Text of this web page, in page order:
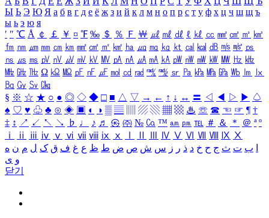
Ы Ь Э Ю Я а б в г д е ё ж з и й к л м н о п р с т у ф х ц ч ш щ ъ
ы ь э ю я
′ ″ ℃ Å ￠ ￡ ￥ ¤ ℉ ‰ ＄ ％ Ｆ ￦ ㎕ ㎖ ㎗ ℓ ㎘ ㏄ ㎣ ㎤ ㎥ ㎦
㎙ ㎚ ㎛ ㎜ ㎝ ㎞ ㎟ ㎠ ㎡ ㎢ ㏊ ㎍ ㎎ ㎏ ㏏ ㎈ ㎉ ㏈ ㎧ ㎨ ㎰
㎱ ㎲ ㎳ ㎴ ㎵ ㎶ ㎷ ㎸ ㎹ ㎀ ㎁ ㎂ ㎃ ㎄ ㎺ ㎻ ㎽ ㎾ ㎿ ㎐ ㎑
㎒ ㎓ ㎔ Ω ㏀ ㏁ ㎊ ㎋ ㎌ ㏖ ㏅ ㎭ ㎮ ㎯ ㏛ ㎩ ㎪ ㎫ ㎬ ㏝ ㏐
㏓
㏃ ㏉ ㏜ ㏆
§ ※ ☆ ★ ○ ● ◎ ◇ ◆ □ ■ △ ▽ → ← ↑ ↓ ↔ 〓 ◁ ◀ ▷ ▶ ♤
♠ ♡ ♥ ♧ ♣ ⊙ ◈ ▣ ◐ ◑ ▒ ▤ ▨ ▧ ▦ ▩ ♨ ☏ ☎ ☜ ☞ ¶ †
‡ ↕ ↗ ↙ ↖ ↘ ♭ ♩ ♪ ♬ ㉿ ㈜ № ㏇ ™ ㏂ ㏘ ℡ ＃ ＆ ＊ ＠ ª º
ⅰ
ⅱ ⅲ ⅳ ⅴ ⅵ ⅶ ⅷ ⅸ ⅹ Ⅳ Ⅴ Ⅵ Ⅶ Ⅷ Ⅸ Ⅹ
ب ت ث ج ح خ د ذ ر ز س ش ص ض ط ظ ع غ ف ق ک ل م ن ه
و ی
닫기